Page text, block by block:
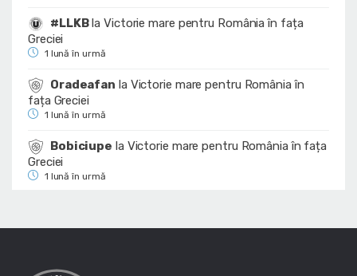
#LLKBlaVictorie mare pentru România în fața
Greciei
1 lună în urmă
Oradeafan la Victorie mare pentru România în
fața Greciei
1 lună în urmă
Bobiciupe la Victorie mare pentru România în fața
Greciei
1 lună în urmă